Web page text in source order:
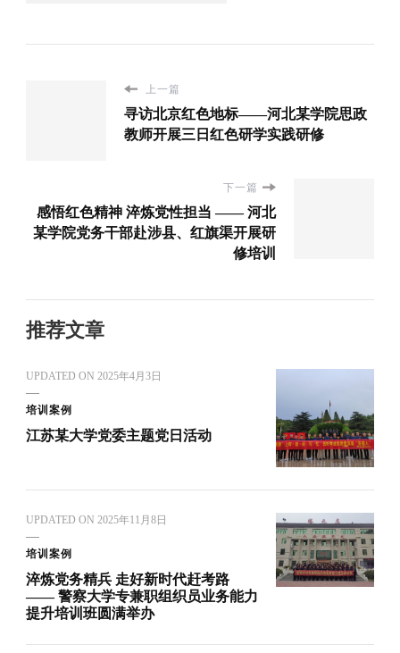
上一篇
寻访北京红色地标——河北某学院思政
教师开展三日红色研学实践研修
下一篇
感悟红色精神 淬炼党性担当 —— 河北
某学院党务干部赴涉县、红旗渠开展研
修培训
推荐文章
UPDATED ON 2025年4月3日
培训案例
江苏某大学党委主题党日活动
UPDATED ON 2025年11月8日
培训案例
淬炼党务精兵 走好新时代赶考路
—— 警察大学专兼职组织员业务能力
提升培训班圆满举办